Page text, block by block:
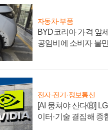
자동차·부품
BYD코리아 가격 앞
공임비에 소비자 불
전자·전기·정보통신
[AI 뭉쳐야 산다⑧]
이터·기술 결집해 종